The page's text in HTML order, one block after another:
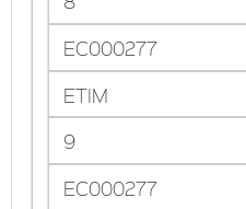
EC000277
ETIM
9
EC000277